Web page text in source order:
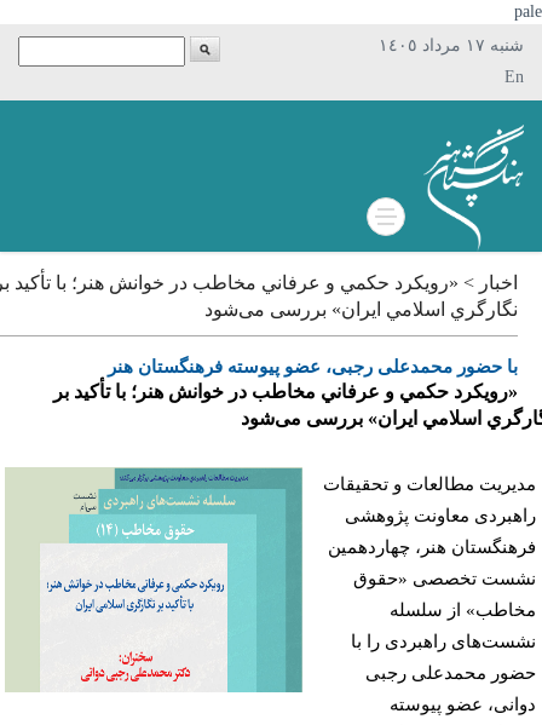
شنبه ١٧ مرداد ١٤٠٥
En
اخبار > «رويكرد حكمي و عرفاني مخاطب در خوانش هنر؛ با تأكيد بر
نگارگري اسلامي ايران» بررسی می‌شود
با حضور محمدعلی رجبی‌، عضو پیوسته فرهنگستان هنر
«رويكرد حكمي و عرفاني مخاطب در خوانش هنر؛ با تأكيد بر
اسلامي ايران» بررسی می‌شود
مطالعات و تحقيقات
معاونت پژوهشی
هنر، چهاردهمین
تخصصی «حقوق
از سلسله
راهبردی را با
محمدعلی رجبی
عضو پیوسته